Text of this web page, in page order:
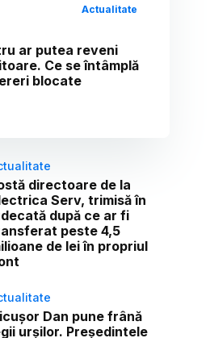
Actualitate
ar putea reveni
Ce se întâmplă
blocate
directoare de la
Serv, trimisă în
după ce ar fi
peste 4,5
de lei în propriul
Dan pune frână
urșilor. Președintele